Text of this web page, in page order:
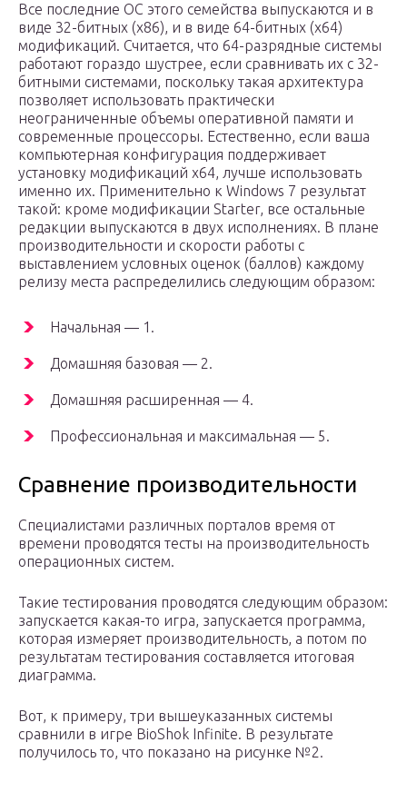
Все последние ОС этого семейства выпускаются и в
виде 32-битных (х86), и в виде 64-битных (х64)
модификаций. Считается, что 64-разрядные системы
работают гораздо шустрее, если сравнивать их с 32-
битными системами, поскольку такая архитектура
позволяет использовать практически
неограниченные объемы оперативной памяти и
современные процессоры. Естественно, если ваша
компьютерная конфигурация поддерживает
установку модификаций х64, лучше использовать
именно их. Применительно к Windows 7 результат
такой: кроме модификации Starter, все остальные
редакции выпускаются в двух исполнениях. В плане
производительности и скорости работы с
выставлением условных оценок (баллов) каждому
релизу места распределились следующим образом:
Начальная — 1.
Домашняя базовая — 2.
Домашняя расширенная — 4.
Профессиональная и максимальная — 5.
Сравнение производительности
Специалистами различных порталов время от
времени проводятся тесты на производительность
операционных систем.
Такие тестирования проводятся следующим образом:
запускается какая-то игра, запускается программа,
которая измеряет производительность, а потом по
результатам тестирования составляется итоговая
диаграмма.
Вот, к примеру, три вышеуказанных системы
сравнили в игре BioShok Infinite. В результате
получилось то, что показано на рисунке №2.